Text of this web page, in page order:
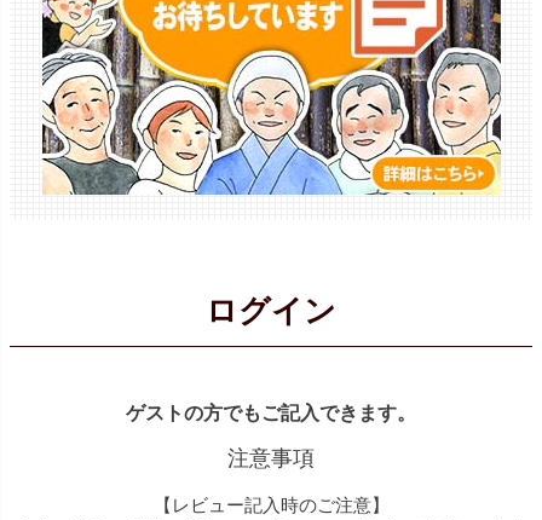
ログイン
ゲストの方でもご記入できます。
注意事項
【レビュー記入時のご注意】